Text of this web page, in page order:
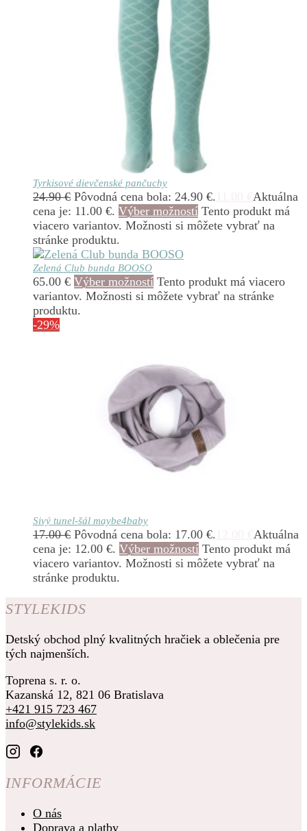
Tyrkisové dievčenské pančuchy
24.90€ Pôvodná cena bola: 24.90 €.
Aktuálna
cena je: 11.00 €. Výber možností Tento produkt má
viacero variantov. Možnosti si môžete vybrať na
stránke produktu.
Zelená Club bunda BOOSO
65.00 € Výber možností Tento produkt má viacero
variantov. Možnosti si môžete vybrať na stránke
produktu.
-29%
Sivý tunel-šál maybe4baby
17.00€ Pôvodná cena bola: 17.00 €.
Aktuálna
cena je: 12.00 €. Výber možností Tento produkt má
viacero variantov. Možnosti si môžete vybrať na
stránke produktu.
STYLEKIDS
Detský obchod plný kvalitných hračiek a oblečenia pre
tých najmenších.
Toprena s. r. o.
Kazanská 12, 821 06 Bratislava
+421 915 723 467
info@stylekids.sk
INFORMÁCIE
O nás
Doprava a platby